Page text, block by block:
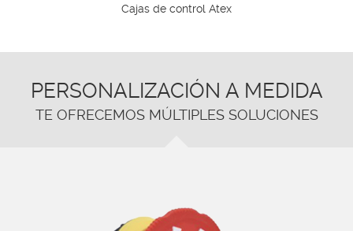
Cajas de control Atex
PERSONALIZACIÓN A MEDIDA
TE OFRECEMOS MÚLTIPLES SOLUCIONES